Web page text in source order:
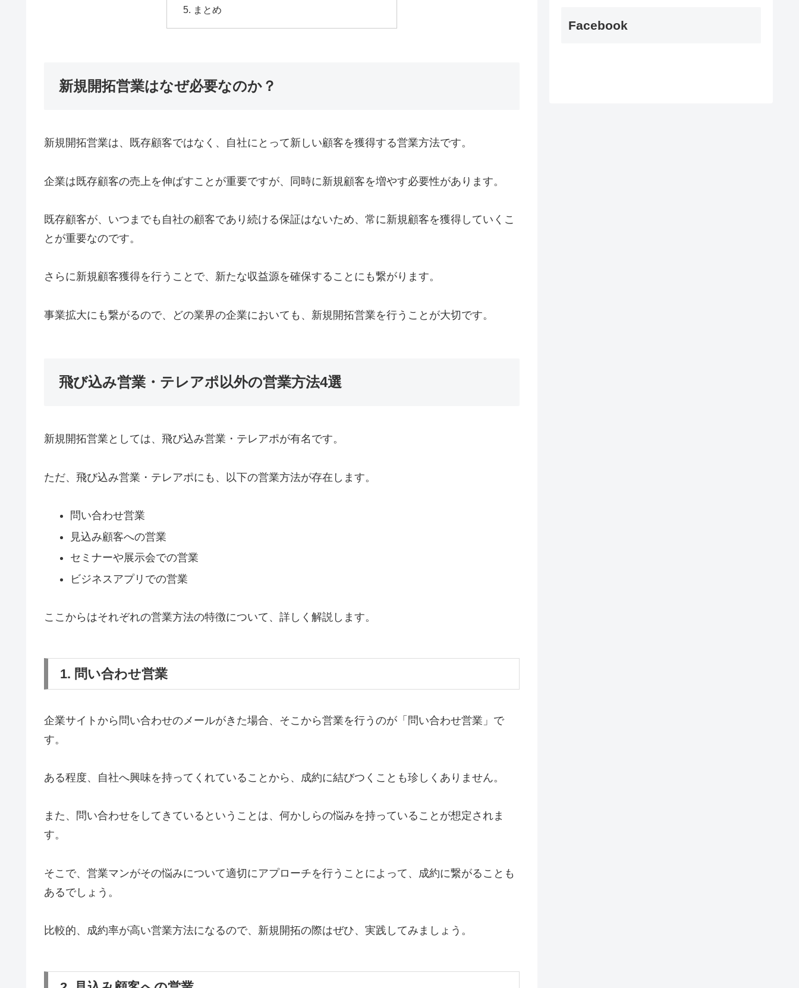
まとめ
新規開拓営業はなぜ必要なのか？
新規開拓営業は、既存顧客ではなく、自社にとって新しい顧客を獲得する営業方法です。
企業は既存顧客の売上を伸ばすことが重要ですが、同時に新規顧客を増やす必要性があります。
既存顧客が、いつまでも自社の顧客であり続ける保証はないため、常に新規顧客を獲得していくこ
とが重要なのです。
さらに新規顧客獲得を行うことで、新たな収益源を確保することにも繋がります。
事業拡大にも繋がるので、どの業界の企業においても、新規開拓営業を行うことが大切です。
飛び込み営業・テレアポ以外の営業方法4選
新規開拓営業としては、飛び込み営業・テレアポが有名です。
ただ、飛び込み営業・テレアポにも、以下の営業方法が存在します。
問い合わせ営業
見込み顧客への営業
セミナーや展示会での営業
ビジネスアプリでの営業
ここからはそれぞれの営業方法の特徴について、詳しく解説します。
1. 問い合わせ営業
企業サイトから問い合わせのメールがきた場合、そこから営業を行うのが「問い合わせ営業」で
す。
ある程度、自社へ興味を持ってくれていることから、成約に結びつくことも珍しくありません。
また、問い合わせをしてきているということは、何かしらの悩みを持っていることが想定されま
す。
そこで、営業マンがその悩みについて適切にアプローチを行うことによって、成約に繋がることも
あるでしょう。
比較的、成約率が高い営業方法になるので、新規開拓の際はぜひ、実践してみましょう。
Facebook